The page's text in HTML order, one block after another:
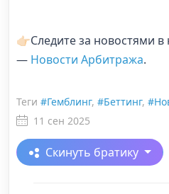
👉🏻Следите за новостями
— Новости Арбитража.
Теги #Гемблинг, #Беттинг,
11 сен 2025
Скинуть братику